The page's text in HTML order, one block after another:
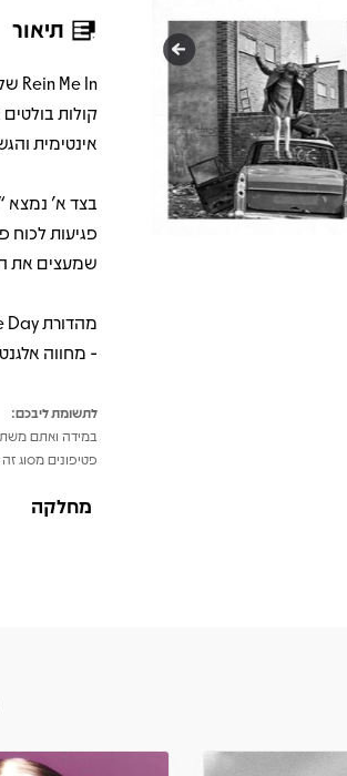
תיאור
קולות
אינטימית
שמעצים את
- מחווה
לתשומת ליבכם:
במידה ואתם
פטיפונים מסוג
מחלקה